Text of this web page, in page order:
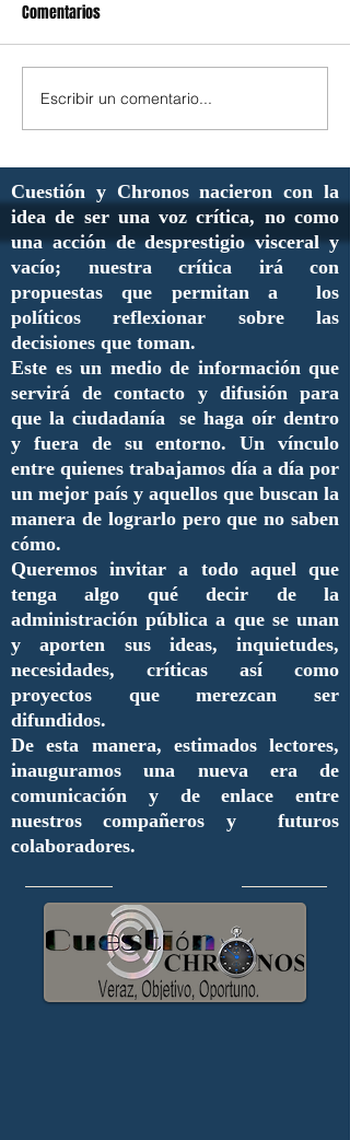
Comentarios
Escribir un comentario...
Cuestión y Chronos nacieron con la
idea de ser una voz crítica, no como
una acción de desprestigio visceral y
vacío; nuestra crítica irá con
propuestas que permitan a los
políticos reflexionar sobre las
decisiones que toman.
Este es un medio de información que
servirá de contacto y difusión para
que la ciudadanía se haga oír dentro
y fuera de su entorno. Un vínculo
entre quienes trabajamos día a día por
un mejor país y aquellos que buscan la
manera de lograrlo pero que no saben
cómo.
Queremos invitar a todo aquel que
tenga algo qué decir de la
administración pública a que se unan
y aporten sus ideas, inquietudes,
necesidades, críticas así como
proyectos que merezcan ser
difundidos.
De esta manera, estimados lectores,
inauguramos una nueva era de
comunicación y de enlace entre
nuestros compañeros y futuros
colaboradores.